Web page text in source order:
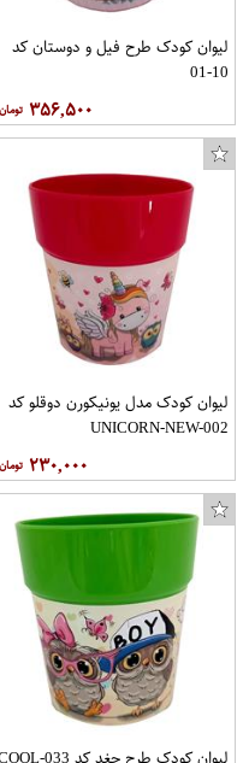
لیوان کودک طرح فیل و دوستان کد
10-01
۳۵۶,۵۰۰
لیوان کودک مدل یونیکورن دوقلو کد
UNICORN-NEW-002
۲۳۰,۰۰۰
لیوان کودک طرح جغد کد COOL-033